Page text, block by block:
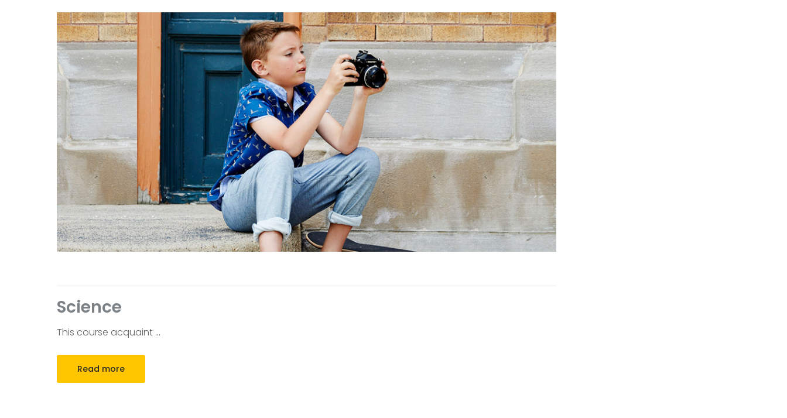
Science
This course acquaint …
Read more